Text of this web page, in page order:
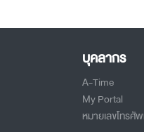
บุคลากร
A-Time
My Portal
หมายเลขโทรศั